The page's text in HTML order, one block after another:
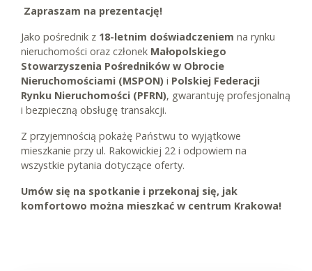
Zapraszam na prezentację!
Jako pośrednik z 18-letnim doświadczeniem na rynku
nieruchomości oraz członek Małopolskiego
Stowarzyszenia Pośredników w Obrocie
Nieruchomościami (MSPON) i Polskiej Federacji
Rynku Nieruchomości (PFRN), gwarantuję profesjonalną
i bezpieczną obsługę transakcji.
Z przyjemnością pokażę Państwu to wyjątkowe
mieszkanie przy ul. Rakowickiej 22 i odpowiem na
wszystkie pytania dotyczące oferty.
Umów się na spotkanie i przekonaj się, jak
komfortowo można mieszkać w centrum Krakowa!